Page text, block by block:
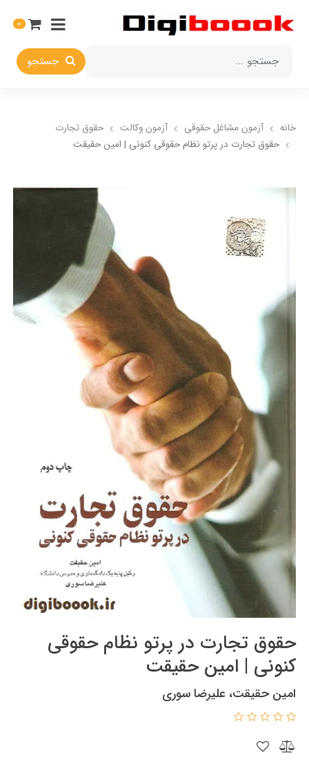
جستجو
0
خانه آزمون مشاغل حقوقی آزمون وکالت
حقوق تجارت
حقوق تجارت در پرتو نظام حقوقی کنونی | امین حقیقت
حقوق تجارت در پرتو نظام حقوقی
کنونی | امین حقیقت
امین حقیقت، علیرضا سوری